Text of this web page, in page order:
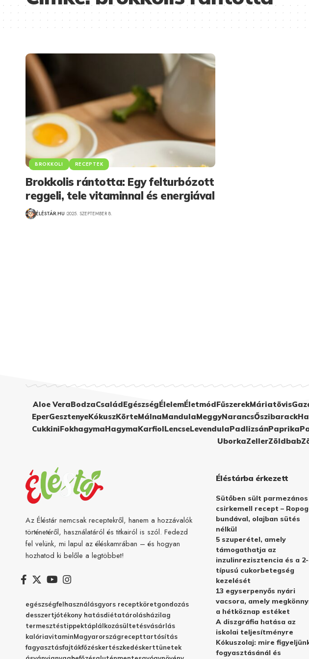
BROKKOLI RECEPTEK
Brokkolis rántotta: Egy felturbózott
reggeli, tele vitaminnal és energiával
ÉLÉSTÁR.HU 2025. SZEPTEMBER 8.
Aloe VeraBodzaCsaládEgészségÉlelemÉletmódFűszerekMáriatövis
EperGesztenyeKókuszKörteMálnaMandulaMeggyNarancsŐszibarack
CukkiniFokhagymaHagymaKarfiolLencseLevendulaPadlizsánPaprika
UborkaZellerZöldbab
Az Éléstár nemcsak receptekről, hanem a hozzávalók
történetéről, használatáról és titkairól is szól. Fedezd
fel velünk, mi lapul az éléskamrában – és hogyan
hozhatod ki belőle a legtöbbet!
egészségfelhasználásgyors receptköretgondozás
desszertjótékony hatásdiétatárolásházilag
termesztéstippektáplálkozásültetésvásárlás
kalóriavitaminMagyarországrecepttartósítás
fagyasztásfajtákfőzéskertészkedéskerttünetek
Éléstárba érkezett
Sütőben sült parmezános
csirkemell recept –
bundával, olajban sütés
nélkül
5 szuperétel, amely
támogathatja az
inzulinrezisztencia és a
típusú cukorbetegség
kezelését
13 egyserpenyős nyári
vacsora, amely
a hétköznap estéket
A diszgráfia hatása az
iskolai teljesítményre
Kókuszolaj: mire
fogyasztásánál és